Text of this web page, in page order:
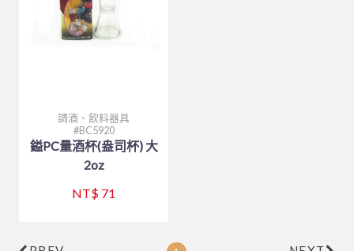
調酒、飲料器具
BC5920
鎰PC量酒杯(盎司杯) 大
2oz
NT$ 71